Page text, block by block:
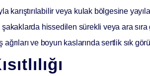
karıştırılabilir veya kulak bölgesine
hissedilen sürekli veya ara sıra
ve boyun kaslarında sertlik sık